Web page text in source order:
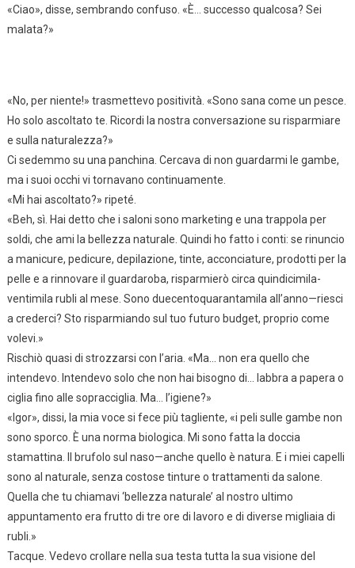
«Ciao», disse, sembrando confuso. «È… successo qualcosa? Sei
malata?»
«No, per niente!» trasmettevo positività. «Sono sana come un pesce.
Ho solo ascoltato te. Ricordi la nostra conversazione su risparmiare
e sulla naturalezza?»
Ci sedemmo su una panchina. Cercava di non guardarmi le gambe,
ma i suoi occhi vi tornavano continuamente.
«Mi hai ascoltato?» ripeté.
«Beh, sì. Hai detto che i saloni sono marketing e una trappola per
soldi, che ami la bellezza naturale. Quindi ho fatto i conti: se rinuncio
a manicure, pedicure, depilazione, tinte, acconciature, prodotti per la
pelle e a rinnovare il guardaroba, risparmierò circa quindicimila-
ventimila rubli al mese. Sono duecentoquarantamila all’anno—riesci
a crederci? Sto risparmiando sul tuo futuro budget, proprio come
volevi.»
Rischiò quasi di strozzarsi con l’aria. «Ma… non era quello che
intendevo. Intendevo solo che non hai bisogno di… labbra a papera o
ciglia fino alle sopracciglia. Ma… l’igiene?»
«Igor», dissi, la mia voce si fece più tagliente, «i peli sulle gambe non
sono sporco. È una norma biologica. Mi sono fatta la doccia
stamattina. Il brufolo sul naso—anche quello è natura. E i miei capelli
sono al naturale, senza costose tinture o trattamenti da salone.
Quella che tu chiamavi ‘bellezza naturale’ al nostro ultimo
appuntamento era frutto di tre ore di lavoro e di diverse migliaia di
rubli.»
Tacque. Vedevo crollare nella sua testa tutta la sua visione del